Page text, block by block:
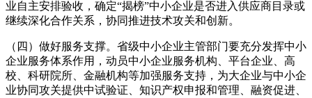
业自主安排验收，确定“揭榜”中小企业是否进入供应商目录或
继续深化合作关系，协同推进技术攻关和创新。
（四）做好服务支撑。省级中小企业主管部门要充分发挥中小
企业服务体系作用，动员中小企业服务机构、平台企业、高
校、科研院所、金融机构等加强服务支持，为大企业与中小企
业协同攻关提供中试验证、知识产权申报和管理、融资促进、